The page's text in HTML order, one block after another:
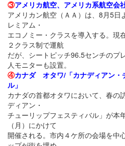
③アメリカ航空、アメリカ系航空会
アメリカン航空（ＡＡ）は、8月5日
レミアム・
エコノミー・クラスを導入する。現
２クラス制で運航
だが、シートピッチ96.5センチのプ
人モニターも設置。
④カナダ オタワ/「カナディアン・
ル」
カナダの首都オタワにおいて、春の
ディアン・
チューリップフェスティバル」が本
（月）にかけて
開催される。市内４ケ所の会場を中